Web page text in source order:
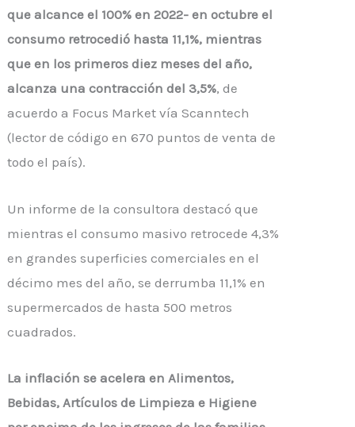
que alcance el 100% en 2022- en octubre el
consumo retrocedió hasta 11,1%, mientras
que en los primeros diez meses del año,
alcanza una contracción del 3,5%, de
acuerdo a Focus Market vía Scanntech
(lector de código en 670 puntos de venta de
todo el país).
Un informe de la consultora destacó que
mientras el consumo masivo retrocede 4,3%
en grandes superficies comerciales en el
décimo mes del año, se derrumba 11,1% en
supermercados de hasta 500 metros
cuadrados.
La inflación se acelera en Alimentos,
Bebidas, Artículos de Limpieza e Higiene